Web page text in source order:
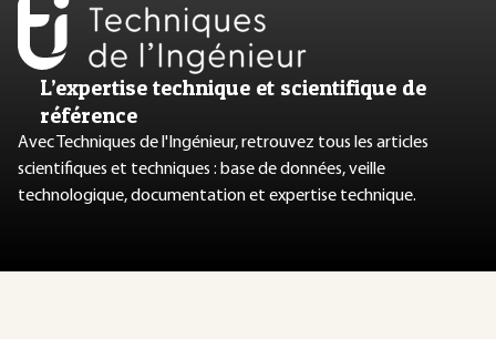
L’expertise technique et scientifique de
référence
Avec Techniques de l'Ingénieur, retrouvez tous les articles
scientifiques et techniques : base de données, veille
technologique, documentation et expertise technique.